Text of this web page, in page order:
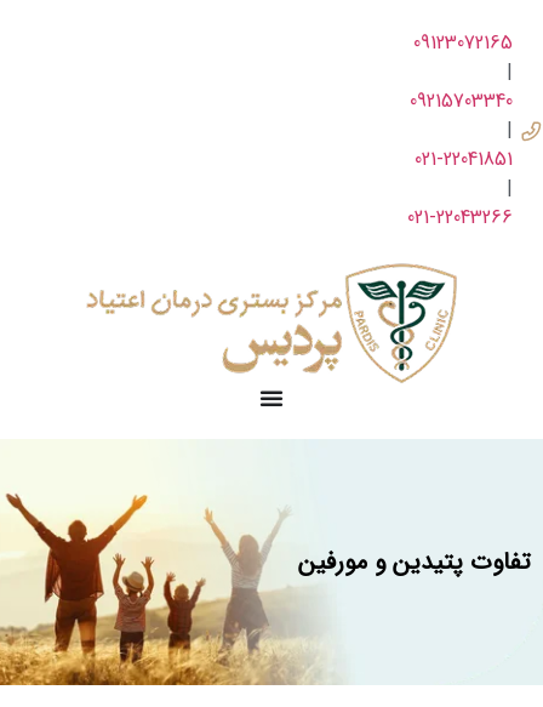
09123072165
|
09215703340
|
021-22041851
|
021-22043266
تفاوت پتیدین و مورفین